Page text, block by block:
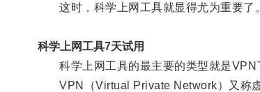
这时，科学上网工具就显得尤为重要了。
科学上网工具7天试用
科学上网工具的最主要的类型就是VPN
VPN（Virtual Private Network）又称虚